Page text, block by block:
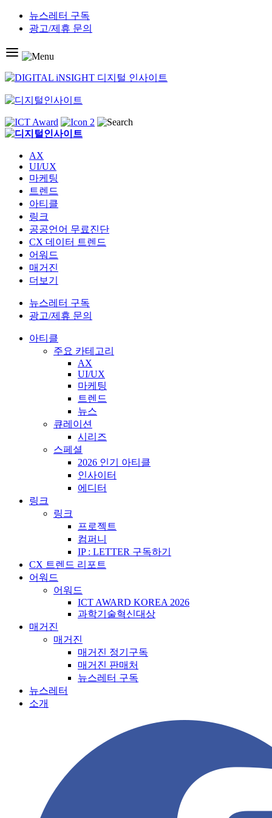
Skip
content
뉴스레터 구독
광고/제휴 문의
AX
UI/UX
마케팅
트렌드
아티클
링크
공공언어 무료진단
CX 데이터 트렌드
어워드
매거진
더보기
뉴스레터 구독
광고/제휴 문의
아티클
주요 카테고리
AX
UI/UX
마케팅
트렌드
뉴스
큐레이션
시리즈
스페셜
2026 인기 아티클
인사이터
에디터
링크
링크
프로젝트
컴퍼니
IP : LETTER 구독하기
CX 트렌드 리포트
어워드
어워드
ICT AWARD KOREA 2026
과학기술혁신대상
매거진
매거진
매거진 정기구독
매거진 판매처
뉴스레터 구독
뉴스레터
소개